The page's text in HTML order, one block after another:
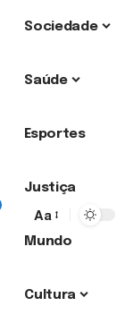
Sociedade
Saúde
Esportes
Justiça
Mundo
Cultura
Aa